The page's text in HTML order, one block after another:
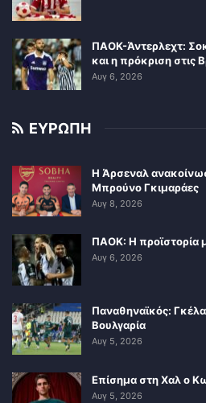
ΠΑΟΚ-Άντερλεχτ:
και η πρόκριση στις
Αυγ 6, 2026
ΕΥΡΩΠΗ
Η Άρσεναλ
Μπρούνο Γκιμαράες
Αυγ 8, 2026
ΠΑΟΚ: Η προϊστορία
Αυγ 6, 2026
Παναθηναϊκός:
Βουλγαρία
Αυγ 5, 2026
Επίσημα στη Χαλ ο
Αυγ 5, 2026